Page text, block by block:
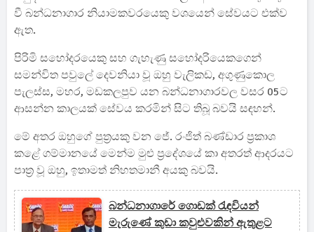
වී බන්ධනාගාර නියාමකවරයෙකු වශයෙන් සේවයට එක්ව
ඇත.
පිරිමි සහෝදරයෙකු සහ ගැහැණු සහෝදරියෙකගෙන්
සමන්විත පවුලේ දෙවනියා වූ ඔහු වැලිකඩ, අගුණුකොල
පැලස්ස, මහර, මඩකලපුව යන බන්ධනාගාරවල වසර 05ට
ආසන්න කාලයක් සේවය කරමින් සිට තිබූ බවයි සඳහන්.
මේ අතර ඔහුගේ පුත්‍රයකු වන ජේ. රංජිත් බණ්ඩාර ප්‍රකාශ
කළේ ගම්මානයේ මෙන්ම මුළු ප්‍රදේශයේ කා අතරත් ආදරයට
පාත්‍ර වූ ඔහු, ඉතාමත් නිහතමානී අයකු බවයි.
බන්ධනාගාරේ ගොඩක් රැඳවියන්
මැරුණේ කුඩා කවුළුවකින් ඇතුළට